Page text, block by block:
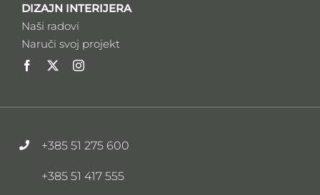
DIZAJN INTERIJERA
Naši radovi
Naruči svoj projekt
+385 51 275 600
+385 51 417 555